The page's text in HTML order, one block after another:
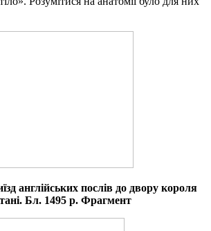
англійських послів до двору короля
Бл. 1495 р. Фрагмент